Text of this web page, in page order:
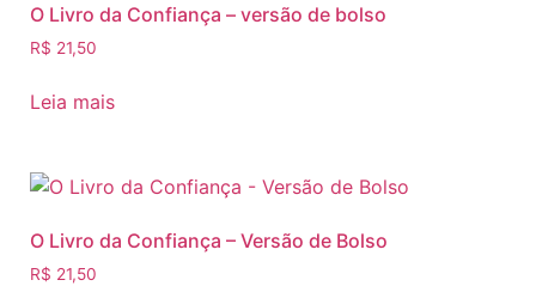
O Livro da Confiança – versão de bolso
R$ 21,50
Leia mais
O Livro da Confiança – Versão de Bolso
R$ 21,50